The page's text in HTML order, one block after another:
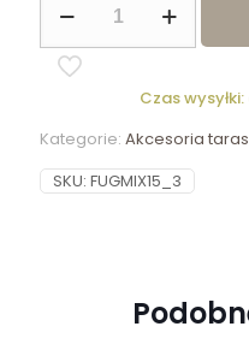
Fuga
Fug
15KG
grafitowy
Czas
Kategorie: Akcesoria
SKU: FUGMIX15_3